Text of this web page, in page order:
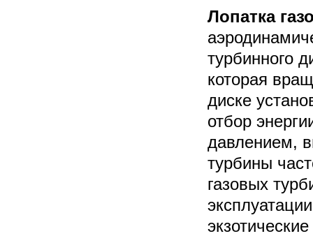
Лопатка
турбинного
которая
диске
отбор
давлением,
турбины
газовых